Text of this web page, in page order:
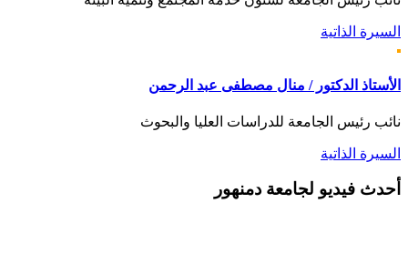
السيرة الذاتية
الأستاذ الدكتور / منال مصطفى عبد الرحمن
نائب رئيس الجامعة للدراسات العليا والبحوث
السيرة الذاتية
أحدث فيديو لجامعة دمنهور